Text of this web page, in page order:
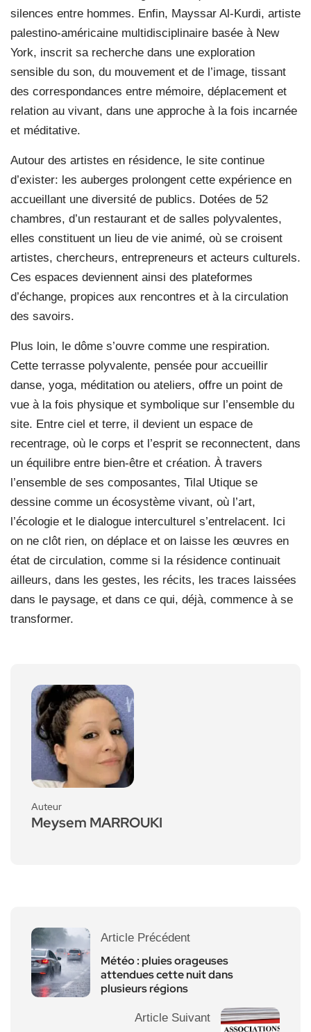
silences entre hommes. Enfin, Mayssar Al-Kurdi, artiste
palestino-américaine multidisciplinaire basée à New
York, inscrit sa recherche dans une exploration
sensible du son, du mouvement et de l’image, tissant
des correspondances entre mémoire, déplacement et
relation au vivant, dans une approche à la fois incarnée
et méditative.
Autour des artistes en résidence, le site continue
d’exister: les auberges prolongent cette expérience en
accueillant une diversité de publics. Dotées de 52
chambres, d’un restaurant et de salles polyvalentes,
elles constituent un lieu de vie animé, où se croisent
artistes, chercheurs, entrepreneurs et acteurs culturels.
Ces espaces deviennent ainsi des plateformes
d’échange, propices aux rencontres et à la circulation
des savoirs.
Plus loin, le dôme s’ouvre comme une respiration.
Cette terrasse polyvalente, pensée pour accueillir
danse, yoga, méditation ou ateliers, offre un point de
vue à la fois physique et symbolique sur l’ensemble du
site. Entre ciel et terre, il devient un espace de
recentrage, où le corps et l’esprit se reconnectent, dans
un équilibre entre bien-être et création. À travers
l’ensemble de ses composantes, Tilal Utique se
dessine comme un écosystème vivant, où l’art,
l’écologie et le dialogue interculturel s’entrelacent. Ici
on ne clôt rien, on déplace et on laisse les œuvres en
état de circulation, comme si la résidence continuait
ailleurs, dans les gestes, les récits, les traces laissées
dans le paysage, et dans ce qui, déjà, commence à se
transformer.
Auteur
Meysem MARROUKI
Article Précédent
Météo : pluies orageuses
attendues cette nuit dans
plusieurs régions
Article Suivant